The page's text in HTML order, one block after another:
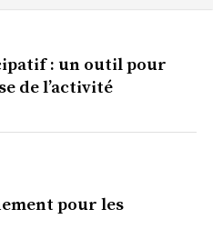
: un outil pour
de l’activité
pour les